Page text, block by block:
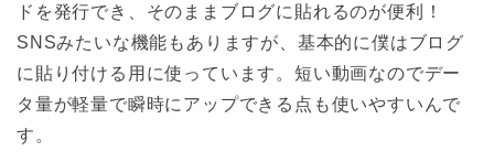
ドを発行でき、そのままブログに貼れるのが便利！
SNSみたいな機能もありますが、基本的に僕はブログ
に貼り付ける用に使っています。短い動画なのでデー
タ量が軽量で瞬時にアップできる点も使いやすいんで
す。